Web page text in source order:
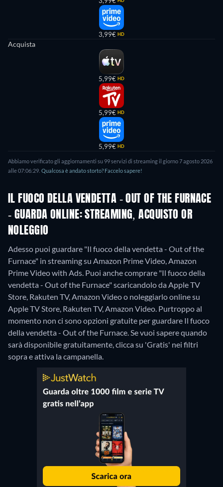
3,99€ HD
Acquista
5,99€ HD
5,99€ HD
5,99€ HD
Abbiamo verificato gli aggiornamenti su 99 servizi di streaming il giorno 7 agosto 2026
alle 07:06:29. Qualcosa è andato storto? Faccelo sapere!
IL FUOCO DELLA VENDETTA - OUT OF THE FURNACE
- GUARDA ONLINE: STREAMING, ACQUISTO OR
NOLEGGIO
Adesso puoi guardare "Il fuoco della vendetta - Out of the
Furnace" in streaming su Amazon Prime Video, Amazon
Prime Video with Ads. Puoi anche comprare "Il fuoco della
vendetta - Out of the Furnace" scaricandolo da Apple TV
Store, Rakuten TV, Amazon Video o noleggiarlo online su
Apple TV Store, Rakuten TV, Amazon Video. Purtroppo al
momento non ci sono opzioni gratuite per guardare Il fuoco
della vendetta - Out of the Furnace. Se vuoi sapere quando
sarà disponibile gratuitamente, clicca su 'Gratis' nei filtri
sopra e attiva la campanella.